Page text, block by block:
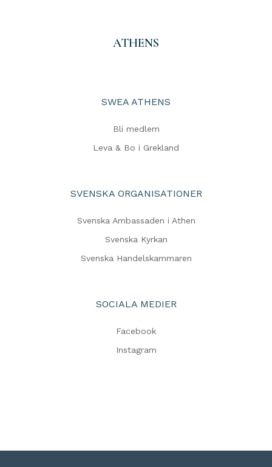
ATHENS
SWEA ATHENS
Bli medlem
Leva & Bo i Grekland
SVENSKA ORGANISATIONER
Svenska Ambassaden i Athen
Svenska Kyrkan
Svenska Handelskammaren
SOCIALA MEDIER
Facebook
Instagram